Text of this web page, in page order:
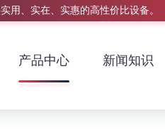
用、实在、实惠的高性价比设备。
产品中心 新闻知识